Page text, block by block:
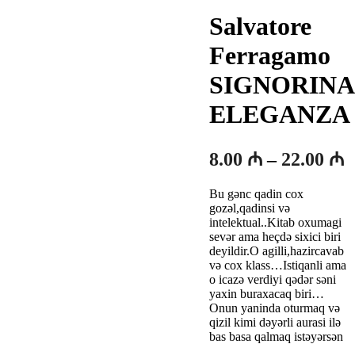
Salvatore
Ferragamo
SIGNORINA
ELEGANZA
8.00 ₼ – 22.00 ₼
Bu gənc qadin cox
gozəl,qadinsi və
intelektual..Kitab oxumagi
sevər ama heçdə sixici biri
deyildir.O agilli,hazircavab
və cox klass…Istiqanli ama
o icazə verdiyi qədər səni
yaxin buraxacaq biri…
Onun yaninda oturmaq və
qizil kimi dəyərli aurasi ilə
bas basa qalmaq istəyərsən